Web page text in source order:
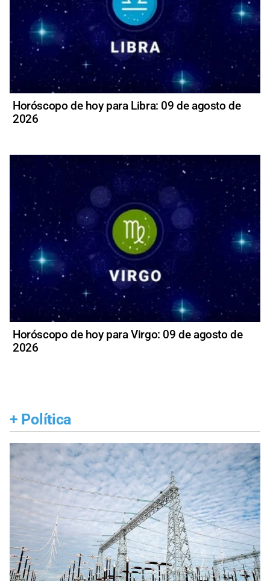
Horóscopo de hoy para Libra: 09 de agosto de
2026
Horóscopo de hoy para Virgo: 09 de agosto de
2026
+ Política